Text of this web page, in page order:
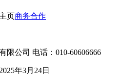
页商务合作
限公司 电话：010-60606666
年3月24日